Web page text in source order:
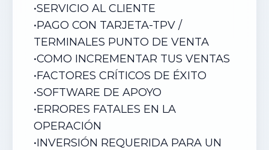
•SERVICIO AL CLIENTE
•PAGO CON TARJETA-TPV /
TERMINALES PUNTO DE VENTA
•COMO INCREMENTAR TUS VENTAS
•FACTORES CRÍTICOS DE ÉXITO
•SOFTWARE DE APOYO
•ERRORES FATALES EN LA
OPERACIÓN
•INVERSIÓN REQUERIDA PARA UN